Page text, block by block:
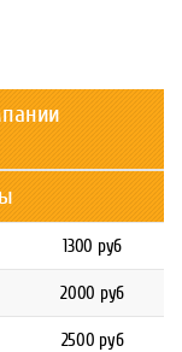
1300 руб
2000 руб
2500 руб